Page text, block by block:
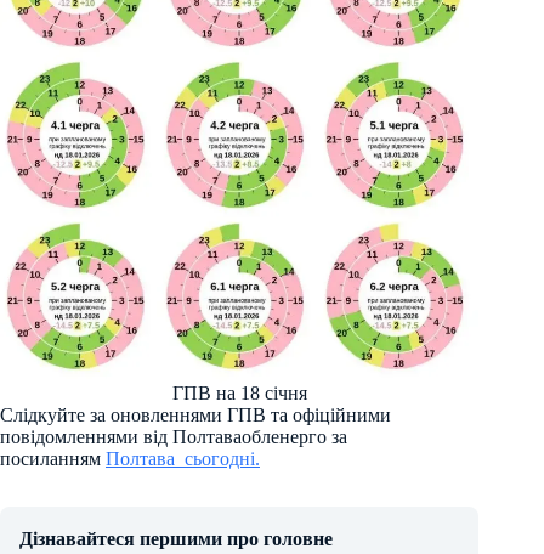
ГПВ на 18 січня
Слідкуйте за оновленнями ГПВ та офіційними
повідомленнями від Полтаваобленерго за
посиланням Полтава_сьогодні.
Дізнавайтеся першими про головне